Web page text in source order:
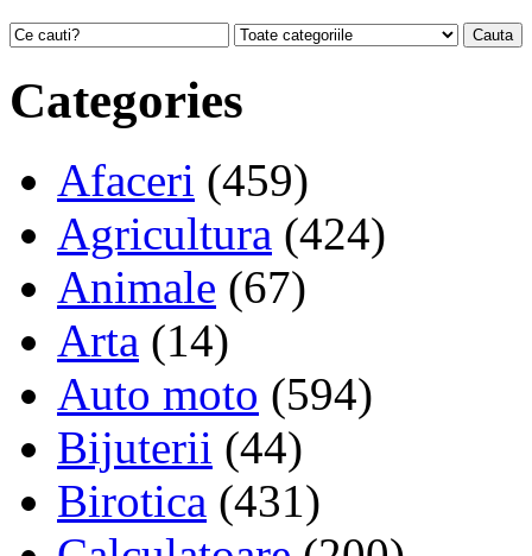
Categories
Afaceri (459)
Agricultura (424)
Animale (67)
Arta (14)
Auto moto (594)
Bijuterii (44)
Birotica (431)